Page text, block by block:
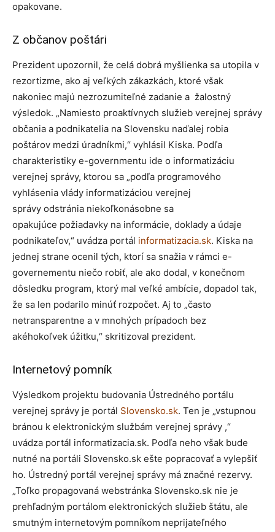
opakovane.
Z občanov poštári
Prezident upozornil, že celá dobrá myšlienka sa utopila v
rezortizme, ako aj veľkých zákazkách, ktoré však
nakoniec majú nezrozumiteľné zadanie a žalostný
výsledok. „Namiesto proaktívnych služieb verejnej správy
občania a podnikatelia na Slovensku naďalej robia
poštárov medzi úradníkmi,“ vyhlásil Kiska. Podľa
charakteristiky e-governmentu ide o informatizáciu
verejnej správy, ktorou sa „podľa programového
vyhlásenia vlády informatizáciou verejnej
správy odstránia niekoľkonásobne sa
opakujúce požiadavky na informácie, doklady a údaje
podnikateľov,“ uvádza portál informatizacia.sk. Kiska na
jednej strane ocenil tých, ktorí sa snažia v rámci e-
governementu niečo robiť, ale ako dodal, v konečnom
dôsledku program, ktorý mal veľké ambície, dopadol tak,
že sa len podarilo minúť rozpočet. Aj to „často
netransparentne a v mnohých prípadoch bez
akéhokoľvek úžitku,“ skritizoval prezident.
Internetový pomník
Výsledkom projektu budovania Ústredného portálu
verejnej správy je portál Slovensko.sk. Ten je „vstupnou
bránou k elektronickým službám verejnej správy ,“
uvádza portál informatizacia.sk. Podľa neho však bude
nutné na portáli Slovensko.sk ešte popracovať a vylepšiť
ho. Ústredný portál verejnej správy má značné rezervy.
„Toľko propagovaná webstránka Slovensko.sk nie je
prehľadným portálom elektronických služieb štátu, ale
smutným internetovým pomníkom neprijateľného